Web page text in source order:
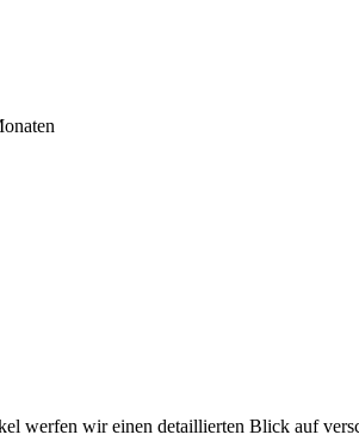
werfen wir einen detaillierten Blick auf